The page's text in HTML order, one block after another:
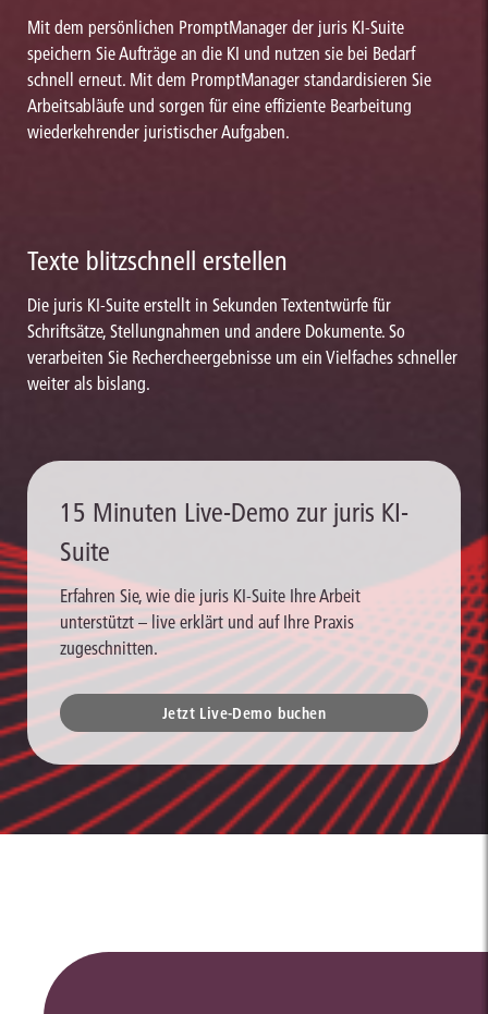
Mit dem persönlichen PromptManager der juris KI-Suite
speichern Sie Aufträge an die KI und nutzen sie bei Bedarf
schnell erneut. Mit dem PromptManager standardisieren Sie
Arbeitsabläufe und sorgen für eine effiziente Bearbeitung
wiederkehrender juristischer Aufgaben.
Texte blitzschnell erstellen
Die juris KI-Suite erstellt in Sekunden Textentwürfe für
Schriftsätze, Stellungnahmen und andere Dokumente. So
verarbeiten Sie Rechercheergebnisse um ein Vielfaches schneller
weiter als bislang.
15 Minuten Live-Demo zur juris KI-
Suite
Erfahren Sie, wie die juris KI-Suite Ihre Arbeit
unterstützt – live erklärt und auf Ihre Praxis
zugeschnitten.
Jetzt Live-Demo buchen